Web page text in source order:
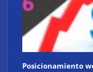
Posicionamiento